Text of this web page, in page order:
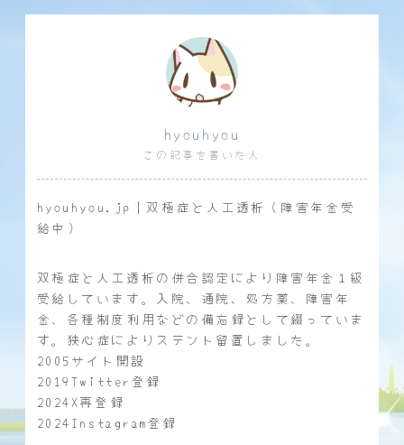
hyouhyou
この記事を書いた人
hyouhyou.jp｜双極症と人工透析（障害年金受
給中）
双極症と人工透析の併合認定により障害年金１級
受給しています。入院、通院、処方薬、障害年
金、各種制度利用などの備忘録として綴っていま
す。狭心症によりステント留置しました。
2005サイト開設
2019Twitter登録
2024X再登録
2024Instagram登録